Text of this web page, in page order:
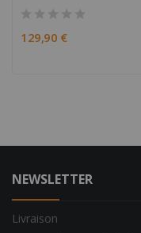
129,90 €
NEWSLETTER
Livraison